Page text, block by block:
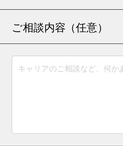
ご相談内容（任意）